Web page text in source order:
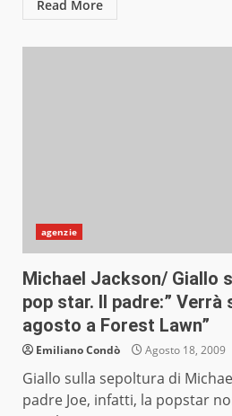
Read More
agenzie
Michael Jackson/ Giallo
pop star. Il padre:” Verrà
agosto a Forest Lawn”
Emiliano Condò Agosto 18, 2009
Giallo sulla sepoltura di
padre Joe, infatti, la popstar